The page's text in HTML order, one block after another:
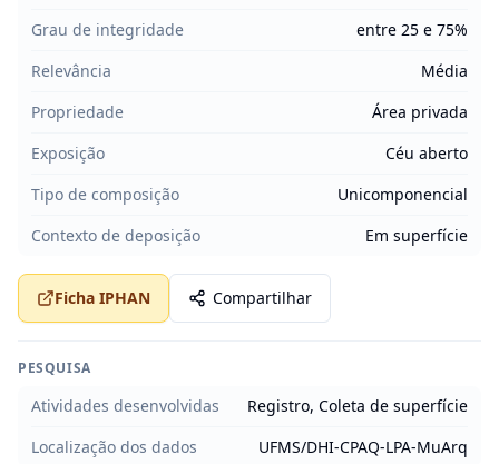
Grau de integridade
entre 25 e 75%
Relevância
Média
Propriedade
Área privada
Exposição
Céu aberto
Tipo de composição
Unicomponencial
Contexto de deposição
Em superfície
Ficha IPHAN Compartilhar
PESQUISA
Atividades desenvolvidas
Registro, Coleta de superfície
Localização dos dados
UFMS/DHI-CPAQ-LPA-MuArq